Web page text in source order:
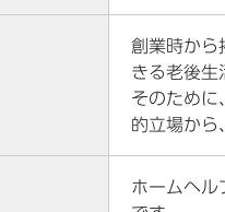
創業時から
きる老後生
そのために
的立場から
ホームヘル